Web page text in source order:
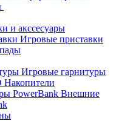
и акссесуары
Игровые приставки
Игровые гарнитуры
Накопители
Внешние